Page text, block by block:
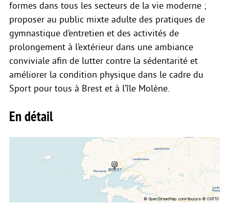
formes dans tous les secteurs de la vie moderne ;
proposer au public mixte adulte des pratiques de
gymnastique d’entretien et des activités de
prolongement à l’extérieur dans une ambiance
conviviale afin de lutter contre la sédentarité et
améliorer la condition physique dans le cadre du
Sport pour tous à Brest et à l’île Molène.
En détail